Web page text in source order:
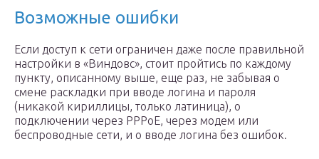
Возможные ошибки
Если доступ к сети ограничен даже после правильной
настройки в «Виндовс», стоит пройтись по каждому
пункту, описанному выше, еще раз, не забывая о
смене раскладки при вводе логина и пароля
(никакой кириллицы, только латиница), о
подключении через PPPoE, через модем или
беспроводные сети, и о вводе логина без ошибок.